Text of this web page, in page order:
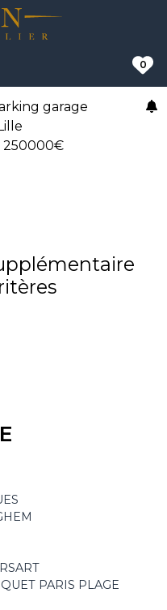
0
garage
250000€
PARIS PLAGE